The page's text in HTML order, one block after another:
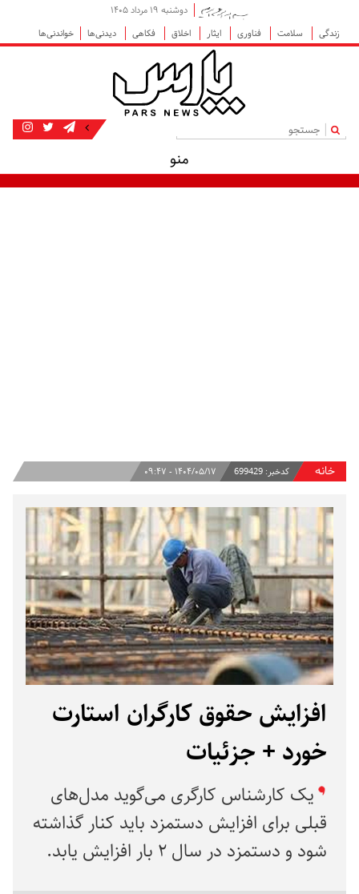
دوشنبه ۱۹ مرداد ۱۴۰۵
زندگی
سلامت فناوری ایثار اخلاق فکاهی دیدنی‌ها خواندنی‌ها
|
منو
خانه کدخبر: 699429 ۱۴۰۴/۰۵/۱۷ - ۰۹:۴۷
افزایش حقوق کارگران استارت
خورد + جزئیات
یک کارشناس کارگری می‌گوید مدل‌های
قبلی برای افزایش دستمزد باید کنار گذاشته
شود و دستمزد در سال ۲ بار افزایش یابد.